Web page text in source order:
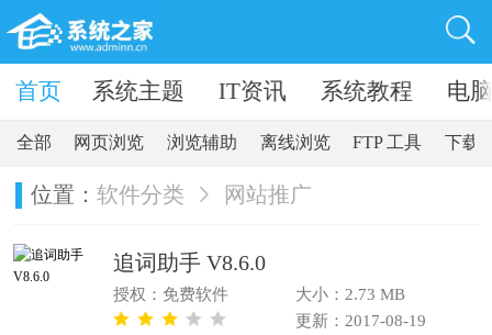
软件 系统主题 IT资讯 系统教程 电
首页
全部 网页浏览 浏览辅助 离线浏览 FTP 工具 下载
位置： 软件分类 网站推广
追词助手 V8.6.0
授权：免费软件
大小：2.73 MB
更新：2017-08-19